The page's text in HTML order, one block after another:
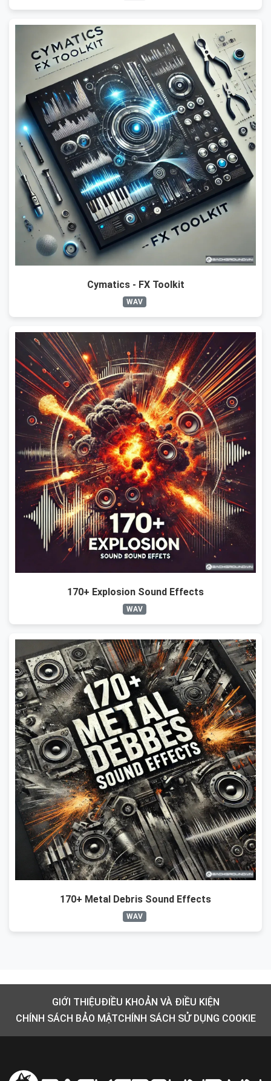
Cymatics - FX Toolkit
WAV
170+ Explosion Sound Effects
WAV
170+ Metal Debris Sound Effects
WAV
GIỚI THIỆUĐIỀU KHOẢN VÀ ĐIỀU KIỆN
CHÍNH SÁCH BẢO MẬTCHÍNH SÁCH SỬ DỤNG COOKIE